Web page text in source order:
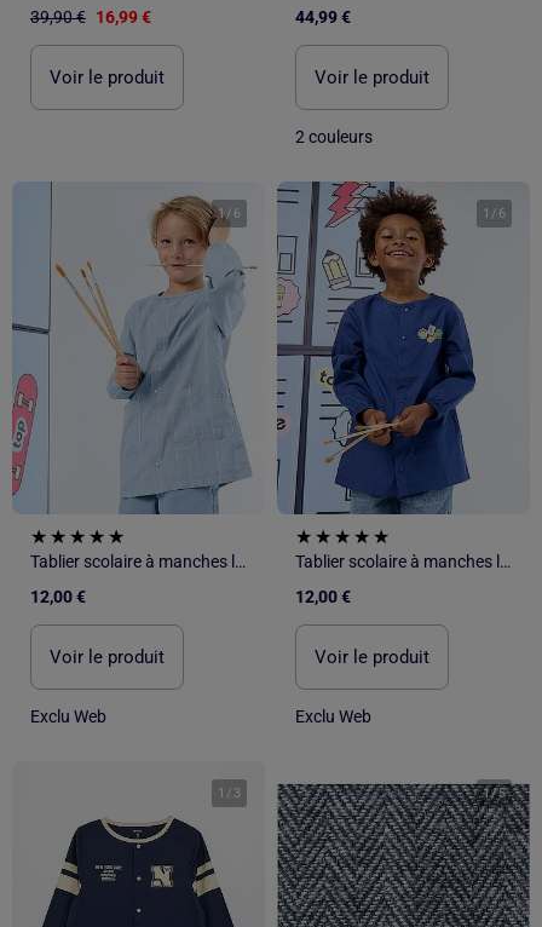
39,90 € 16,99 €
Voir le produit
44,99 €
Voir le produit
2 couleurs
1 / 6
Tablier scolaire à manches longues
12,00 €
Voir le produit
Exclu Web
1 / 6
Tablier scolaire à manches longues
12,00 €
Voir le produit
Exclu Web
1 / 3 1/5